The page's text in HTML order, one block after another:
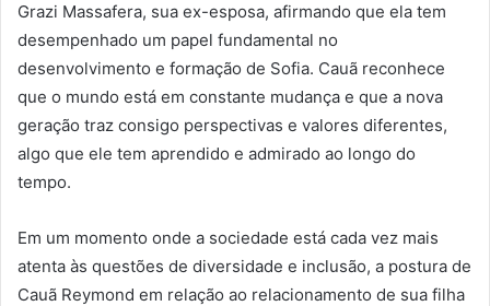
Grazi Massafera, sua ex-esposa, afirmando que ela tem
desempenhado um papel fundamental no
desenvolvimento e formação de Sofia. Cauã reconhece
que o mundo está em constante mudança e que a nova
geração traz consigo perspectivas e valores diferentes,
algo que ele tem aprendido e admirado ao longo do
tempo.
Em um momento onde a sociedade está cada vez mais
atenta às questões de diversidade e inclusão, a postura de
Cauã Reymond em relação ao relacionamento de sua filha